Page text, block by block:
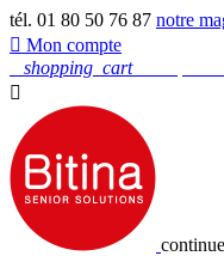
tél. 01 80 50 76 87 notre
 Mon compte
shopping_cart
